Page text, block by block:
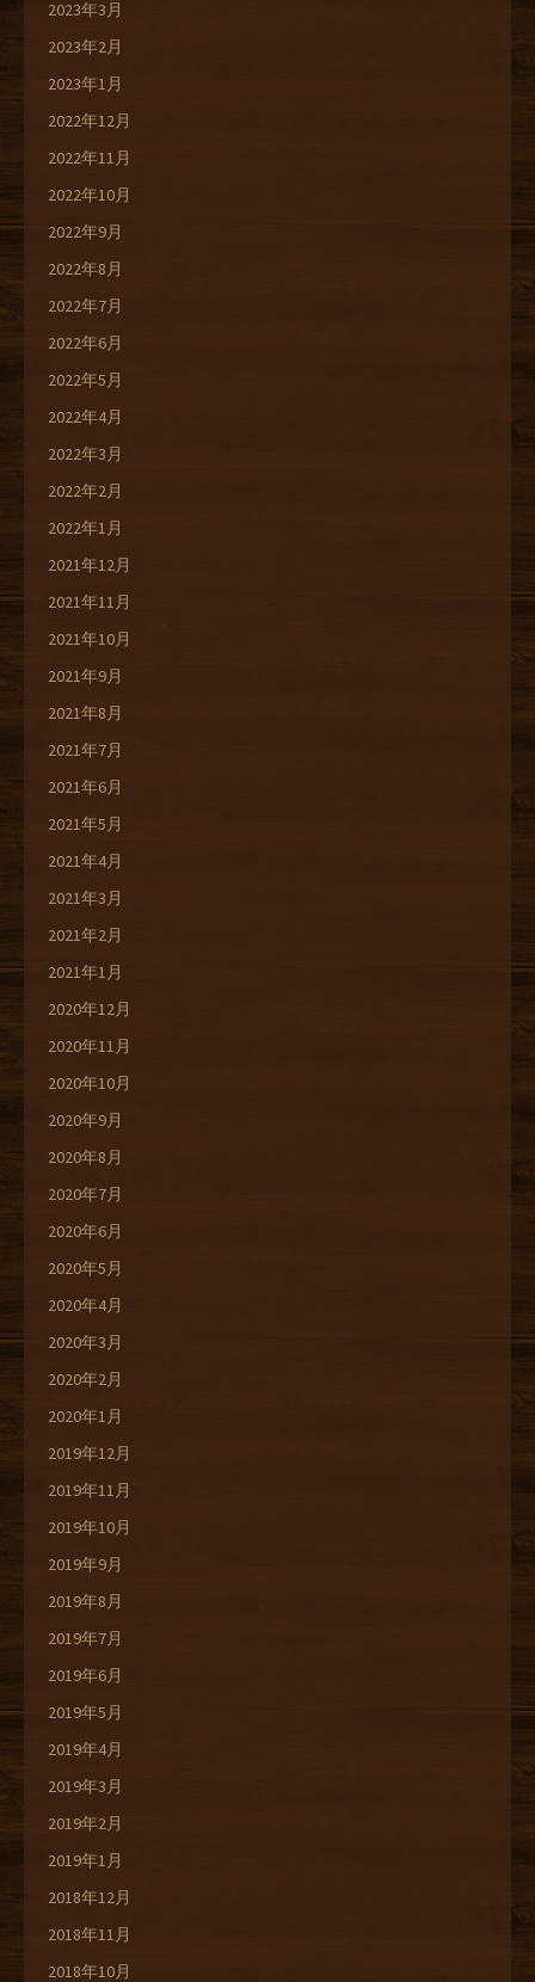
2023年3月
2023年2月
2023年1月
2022年12月
2022年11月
2022年10月
2022年9月
2022年8月
2022年7月
2022年6月
2022年5月
2022年4月
2022年3月
2022年2月
2022年1月
2021年12月
2021年11月
2021年10月
2021年9月
2021年8月
2021年7月
2021年6月
2021年5月
2021年4月
2021年3月
2021年2月
2021年1月
2020年12月
2020年11月
2020年10月
2020年9月
2020年8月
2020年7月
2020年6月
2020年5月
2020年4月
2020年3月
2020年2月
2020年1月
2019年12月
2019年11月
2019年10月
2019年9月
2019年8月
2019年7月
2019年6月
2019年5月
2019年4月
2019年3月
2019年2月
2019年1月
2018年12月
2018年11月
2018年10月